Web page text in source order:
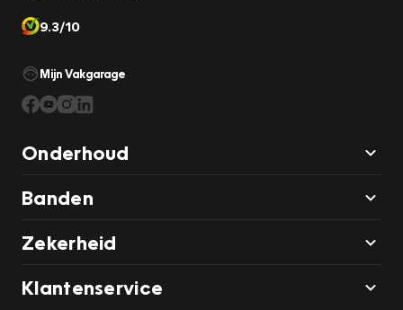
9.3/10
Mijn Vakgarage
Onderhoud
Banden
Zekerheid
Klantenservice